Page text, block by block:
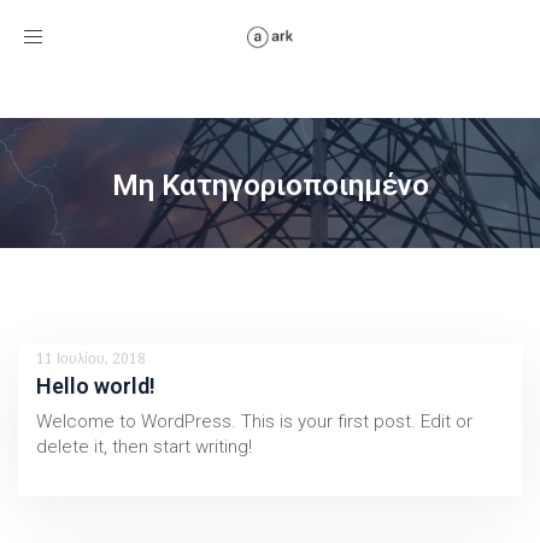
Toggle
Μη Κατηγοριοποιημένο
11 Ιουλίου, 2018
Hello world!
Welcome to WordPress. This is your first post. Edit or
delete it, then start writing!